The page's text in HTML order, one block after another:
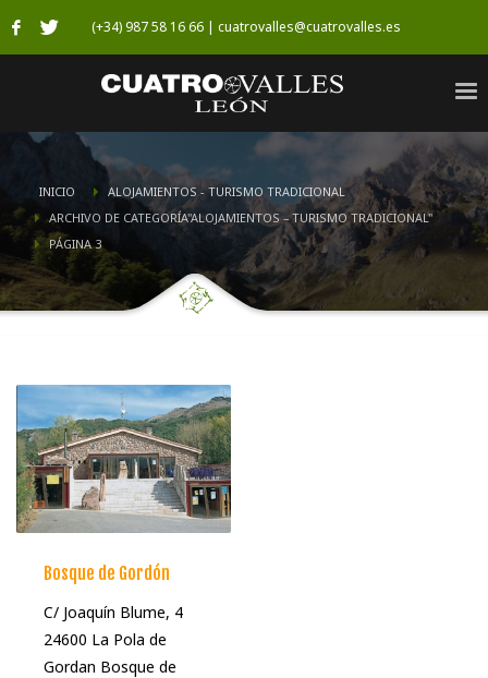
(+34) 987 58 16 66 | cuatrovalles@cuatrovalles.es
INICIO
ALOJAMIENTOS - TURISMO TRADICIONAL
ARCHIVO DE CATEGORÍA"ALOJAMIENTOS – TURISMO TRADICIONAL"
PÁGINA 3
Bosque de Gordón
C/ Joaquín Blume, 4
24600 La Pola de
Gordan Bosque de